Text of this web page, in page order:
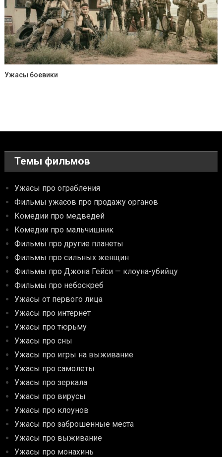
Ужасы боевики
Темы фильмов
Ужасы про ограбления
Фильмы ужасов про продажу органов
Комедии про медведей
Комедии про мальчишник
Фильмы про другие планеты
Фильмы про сильных женщин
Фильмы про Джона Гейси — клоуна-убийцу
Фильмы про небоскреб
Ужасы от первого лица
Ужасы про интернет
Ужасы про тюрьму
Ужасы про сны
Ужасы про игры на выживание
Ужасы про самолеты
Ужасы про зеркала
Ужасы про вирусы
Ужасы про клоунов
Ужасы про заброшенные места
Ужасы про выживание
Ужасы про монахинь